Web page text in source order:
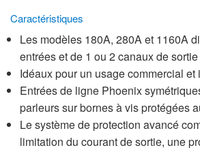
Caractéristiques
Les modèles 180A, 280A et 1160A
entrées et de 1 ou 2 canaux de
Idéaux pour un usage commercial et
Entrées de ligne Phoenix
parleurs sur bornes à vis protégées
Le système de protection avancé
limitation du courant de sortie, une